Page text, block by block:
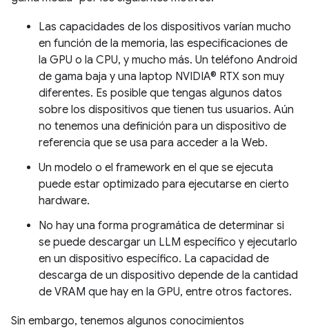
Las capacidades de los dispositivos varían mucho
en función de la memoria, las especificaciones de
la GPU o la CPU, y mucho más. Un teléfono Android
de gama baja y una laptop NVIDIA® RTX son muy
diferentes. Es posible que tengas algunos datos
sobre los dispositivos que tienen tus usuarios. Aún
no tenemos una definición para un dispositivo de
referencia que se usa para acceder a la Web.
Un modelo o el framework en el que se ejecuta
puede estar optimizado para ejecutarse en cierto
hardware.
No hay una forma programática de determinar si
se puede descargar un LLM específico y ejecutarlo
en un dispositivo específico. La capacidad de
descarga de un dispositivo depende de la cantidad
de VRAM que hay en la GPU, entre otros factores.
Sin embargo, tenemos algunos conocimientos